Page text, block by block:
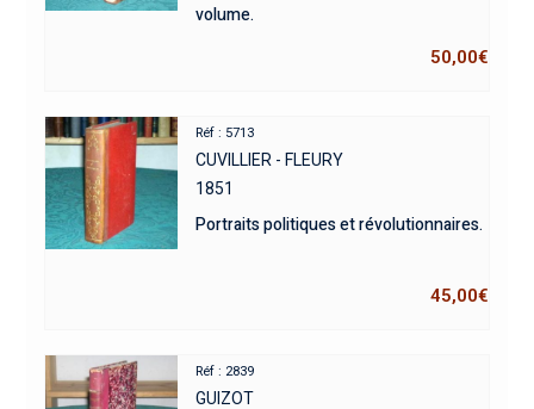
volume.
50,00€
Réf : 5713
CUVILLIER - FLEURY
1851
Portraits politiques et révolutionnaires.
45,00€
Réf : 2839
GUIZOT